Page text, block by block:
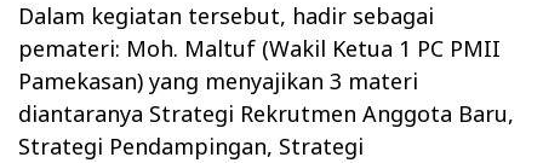
Dalam kegiatan tersebut, hadir sebagai
pemateri: Moh. Maltuf (Wakil Ketua 1 PC PMII
Pamekasan) yang menyajikan 3 materi
diantaranya Strategi Rekrutmen Anggota Baru,
Strategi Pendampingan, Strategi